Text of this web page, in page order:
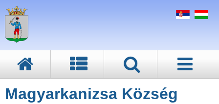
Magyarkanizsa Község